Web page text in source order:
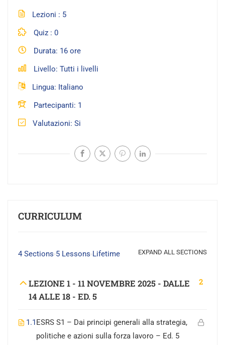
CURRICULUM
4 Sections 5 Lessons Lifetime EXPAND ALL SECTIONS
LEZIONE 1 - 11 NOVEMBRE 2025 - DALLE
14 ALLE 18 - ED. 5
2
1.1ESRS S1 – Dai principi generali alla strategia,
politiche e azioni sulla forza lavoro – Ed. 5
Lezioni
5
Quiz
0
Durata 16 ore
Livello Tutti i livelli
Lingua Italiano
Partecipanti 1
Valutazioni Si